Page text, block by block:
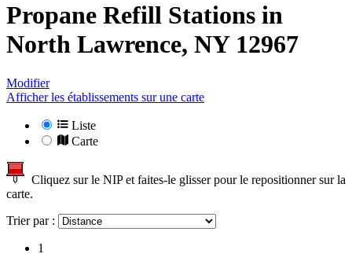
Propane Refill Stations in
North Lawrence, NY 12967
Modifier
Afficher les établissements sur une carte
Liste
Carte
Cliquez sur le NIP et faites-le glisser pour le repositionner sur la
carte.
Trier par :
1